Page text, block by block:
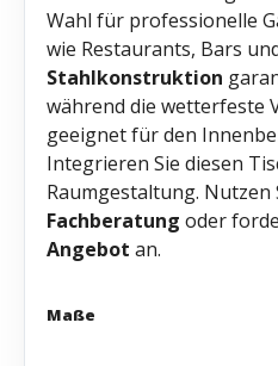
Wahl für professionelle
wie Restaurants, Bars
Stahlkonstruktion
während die wetterfeste
geeignet für den
Integrieren Sie diesen
Raumgestaltung. Nutzen
Fachberatung oder
Angebot an.
Maße